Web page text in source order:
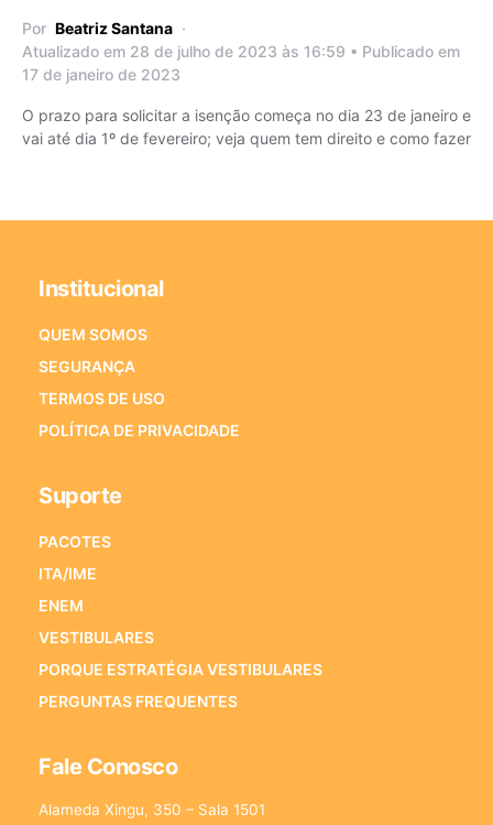
Por Beatriz Santana
Atualizado em 28 de julho de 2023 às 16:59 • Publicado em
17 de janeiro de 2023
O prazo para solicitar a isenção começa no dia 23 de janeiro e
vai até dia 1º de fevereiro; veja quem tem direito e como fazer
Institucional
QUEM SOMOS
SEGURANÇA
TERMOS DE USO
POLÍTICA DE PRIVACIDADE
Suporte
PACOTES
ITA/IME
ENEM
VESTIBULARES
PORQUE ESTRATÉGIA VESTIBULARES
PERGUNTAS FREQUENTES
Fale Conosco
Alameda Xingu, 350 – Sala 1501